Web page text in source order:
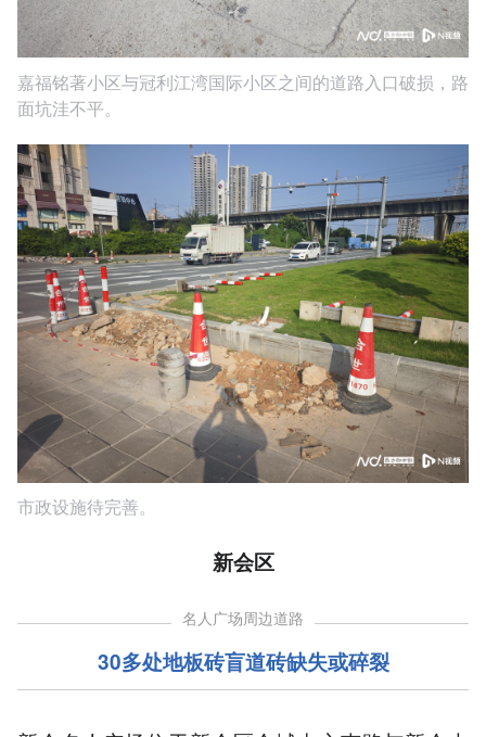
嘉福铭著小区与冠利江湾国际小区之间的道路入口破损，路
面坑洼不平。
市政设施待完善。
新会区
名人广场周边道路
30多处地板砖盲道砖缺失或碎裂